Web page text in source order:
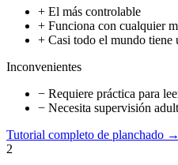
+ El más controlable
+ Funciona con cualquier
+ Casi todo el mundo tiene
Inconvenientes
− Requiere práctica para
− Necesita supervisión
Tutorial completo de planchado →
2